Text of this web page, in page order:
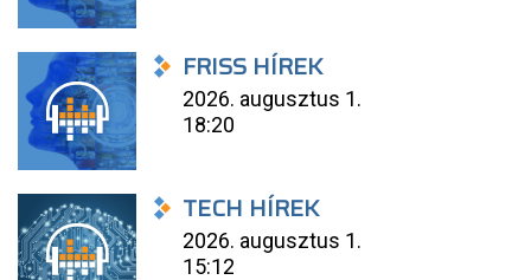
FRISS HÍREK
2026. augusztus 1.
18:20
TECH HÍREK
2026. augusztus 1.
15:12